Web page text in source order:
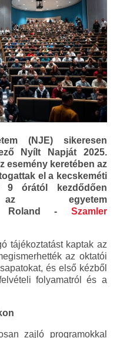
(NJE) sikeresen
Nyílt Napját 2025.
esemény keretében az
el a kecskeméti
9 órától kezdődően
az egyetem
Roland - Szamler
tájékoztatást kaptak az
az oktatói
és első kézből
folyamatról és a
zajló programokkal